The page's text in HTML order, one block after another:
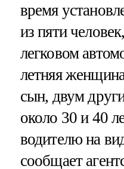
время
из пяти
легковом
летняя
сын, двум
около 30 и 40
водителю на
сообщает